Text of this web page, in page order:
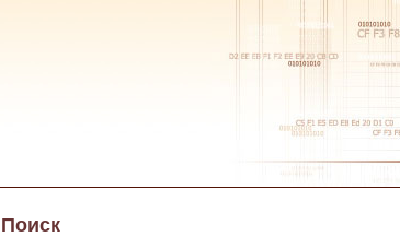
Поиск